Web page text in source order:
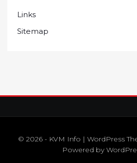
Links
Sitemap
© 2026 - KVM Info | WordPress
Powered by